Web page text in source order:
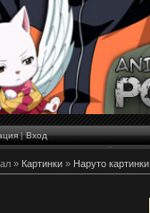
|Вход
» Картинки » Наруто картинки